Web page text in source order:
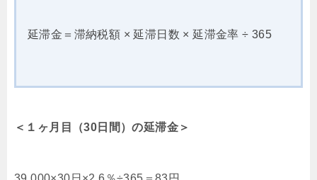
延滞金＝滞納税額 × 延滞日数 × 延滞金率 ÷ 365
＜１ヶ月目（30日間）の延滞金＞